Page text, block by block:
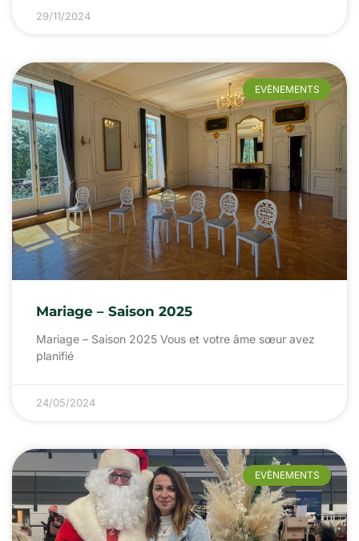
29/11/2024
EVÈNEMENTS
Mariage – Saison 2025
Mariage – Saison 2025 Vous et votre âme sœur avez
planifié
24/05/2024
EVÈNEMENTS